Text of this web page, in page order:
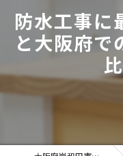
防水工事に
と大阪府で